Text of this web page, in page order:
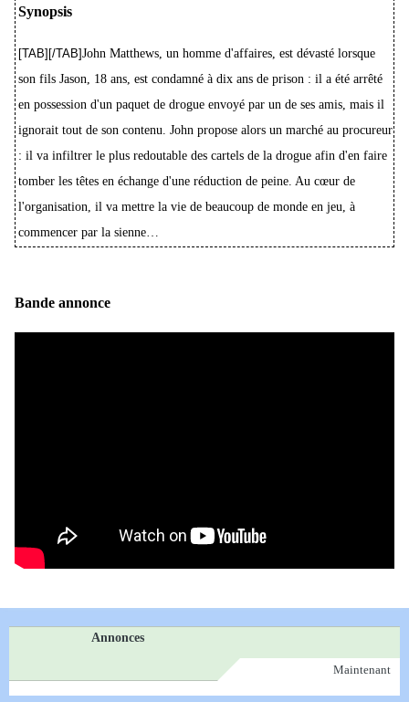
Synopsis
[TAB][/TAB]John Matthews, un homme d'affaires, est dévasté lorsque
son fils Jason, 18 ans, est condamné à dix ans de prison : il a été arrêté
en possession d'un paquet de drogue envoyé par un de ses amis, mais il
ignorait tout de son contenu. John propose alors un marché au procureur
: il va infiltrer le plus redoutable des cartels de la drogue afin d'en faire
tomber les têtes en échange d'une réduction de peine. Au cœur de
l'organisation, il va mettre la vie de beaucoup de monde en jeu, à
commencer par la sienne…
Bande annonce
Annonces
Maintenant